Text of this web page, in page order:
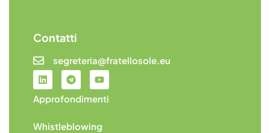
Contatti
segreteria@fratellosole.eu
Approfondimenti
Whistleblowing